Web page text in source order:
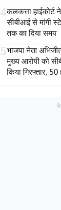
4कलकत्ता
सीबीआई से मांगी
तक का दिया समय
5भाजपा नेता
मुख्य आरोपी को
किया गिरफ्तार,